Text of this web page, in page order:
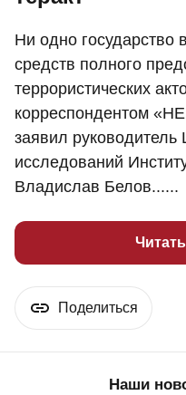
Ни одно государство
средств полного
террористических
корреспондентом
заявил руководитель
исследований
Владислав Белов......
Поделиться
Наши